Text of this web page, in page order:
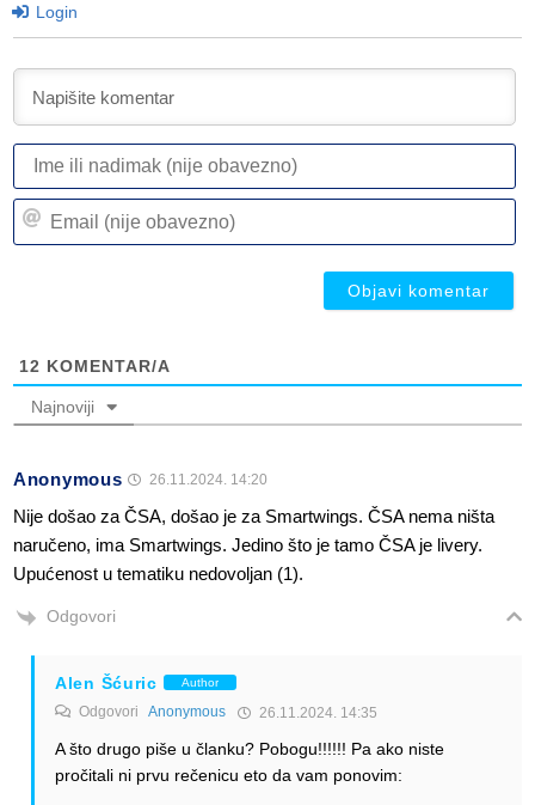
Login
12 KOMENTAR/A
Najnoviji
Anonymous 26.11.2024. 14:20
Nije došao za ČSA, došao je za Smartwings. ČSA nema ništa
naručeno, ima Smartwings. Jedino što je tamo ČSA je livery.
Upućenost u tematiku nedovoljan (1).
Odgovori
Alen Šćuric Author
Odgovori Anonymous 26.11.2024. 14:35
A što drugo piše u članku? Pobogu!!!!!! Pa ako niste
pročitali ni prvu rečenicu eto da vam ponovim: